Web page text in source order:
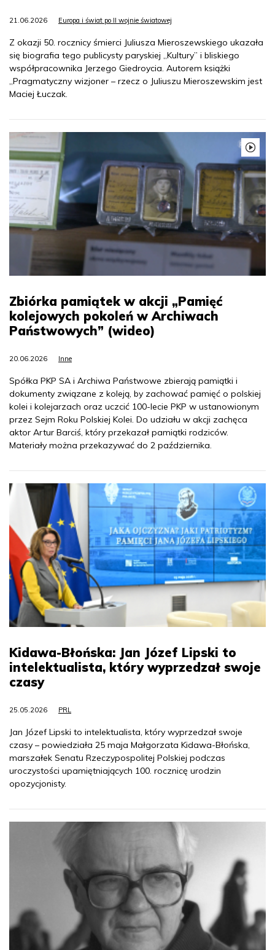
21.06.2026 Europa i świat po II wojnie światowej
Z okazji 50. rocznicy śmierci Juliusza Mieroszewskiego ukazała
się biografia tego publicysty paryskiej „Kultury” i bliskiego
współpracownika Jerzego Giedroycia. Autorem książki
„Pragmatyczny wizjoner – rzecz o Juliuszu Mieroszewskim jest
Maciej Łuczak.
Zbiórka pamiątek w akcji „Pamięć
kolejowych pokoleń w Archiwach
Państwowych” (wideo)
20.06.2026 Inne
Spółka PKP SA i Archiwa Państwowe zbierają pamiątki i
dokumenty związane z koleją, by zachować pamięć o polskiej
kolei i kolejarzach oraz uczcić 100-lecie PKP w ustanowionym
przez Sejm Roku Polskiej Kolei. Do udziału w akcji zachęca
aktor Artur Barciś, który przekazał pamiątki rodziców.
Materiały można przekazywać do 2 października.
Kidawa-Błońska: Jan Józef Lipski to
intelektualista, który wyprzedzał swoje
czasy
25.05.2026 PRL
Jan Józef Lipski to intelektualista, który wyprzedzał swoje
czasy – powiedziała 25 maja Małgorzata Kidawa-Błońska,
marszałek Senatu Rzeczypospolitej Polskiej podczas
uroczystości upamiętniających 100. rocznicę urodzin
opozycjonisty.